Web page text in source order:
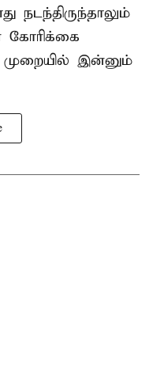
நடந்திருந்தாலும்
கோரிக்கை
முறையில் இன்னும்